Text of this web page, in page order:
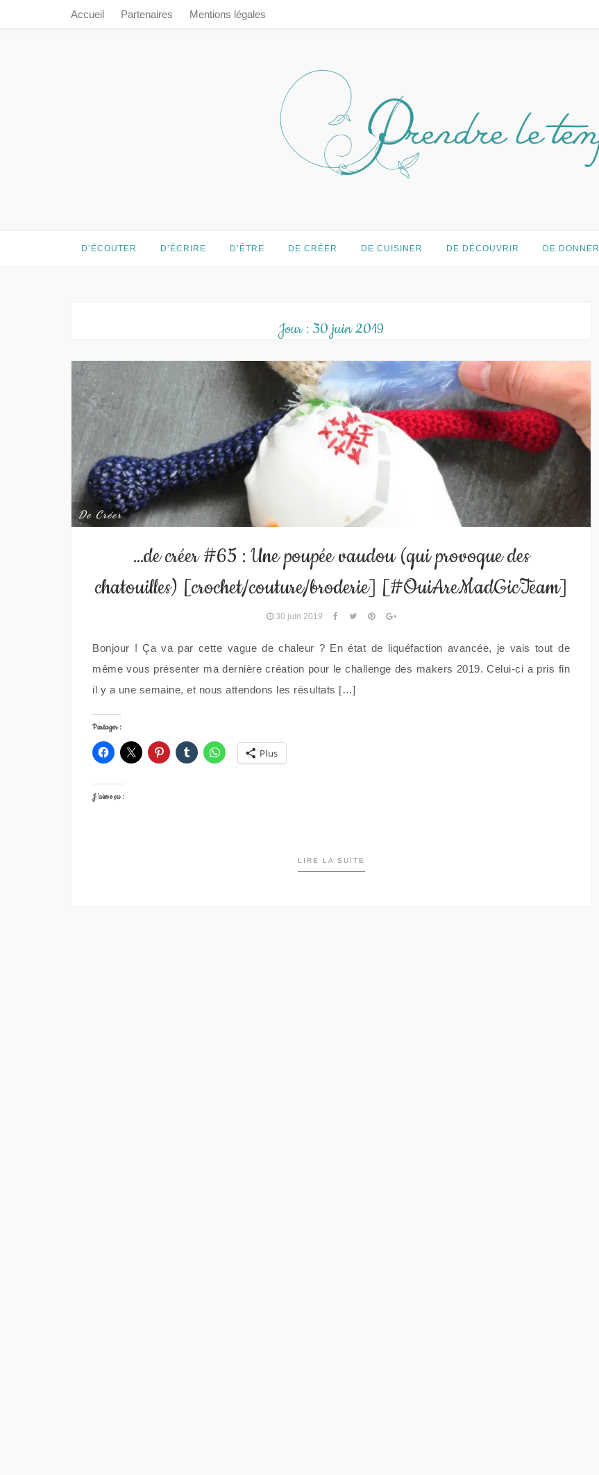
Accueil Partenaires Mentions légales
Prendre le temps…
D’ÉCOUTER D’ÉCRIRE D’ÊTRE DE CRÉER DE CUISINER DE DÉCOUVRIR DE DONNER
Jour : 30 juin 2019
De Créer
…de créer #65 : Une poupée vaudou (qui provoque des
chatouilles) [crochet/couture/broderie] [#OuiAreMadGicTeam]
30 juin 2019
Bonjour ! Ça va par cette vague de chaleur ? En état de liquéfaction avancée, je vais tout de
même vous présenter ma dernière création pour le challenge des makers 2019. Celui-ci a pris fin
il y a une semaine, et nous attendons les résultats […]
Partager :
Plus
J’aime ça :
LIRE LA SUITE